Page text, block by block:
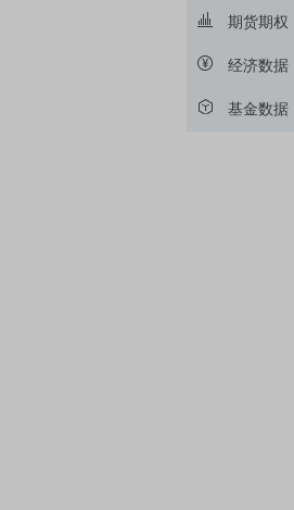
期货期权
经济数据
基金数据